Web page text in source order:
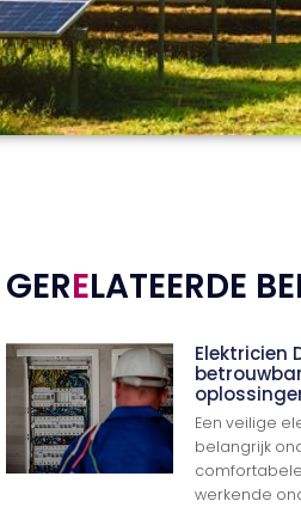
GERELATEERDE
Elektricien
Een veilige
belangrijk
werkende